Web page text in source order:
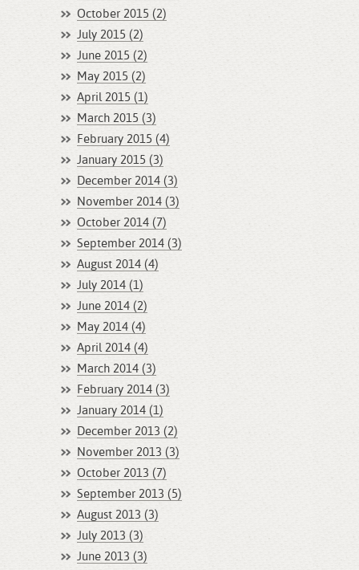
October 2015 (2)
July 2015 (2)
June 2015 (2)
May 2015 (2)
April 2015 (1)
March 2015 (3)
February 2015 (4)
January 2015 (3)
December 2014 (3)
November 2014 (3)
October 2014 (7)
September 2014 (3)
August 2014 (4)
July 2014 (1)
June 2014 (2)
May 2014 (4)
April 2014 (4)
March 2014 (3)
February 2014 (3)
January 2014 (1)
December 2013 (2)
November 2013 (3)
October 2013 (7)
September 2013 (5)
August 2013 (3)
July 2013 (3)
June 2013 (3)